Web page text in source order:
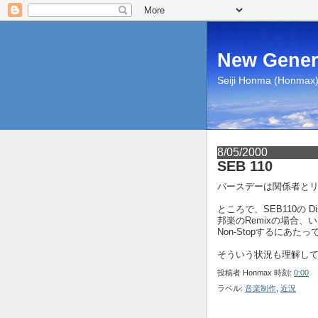
New
Seiji Honma
8/05/2000
SEB 110
バースデーは関係者と
ところで、SEB110の
邦楽のRemixの場合、
Non-Stopするにあたっ
そういう状況も理解し
投稿者 Honmax 時刻: 0:00
ラベル: 音楽制作 近況